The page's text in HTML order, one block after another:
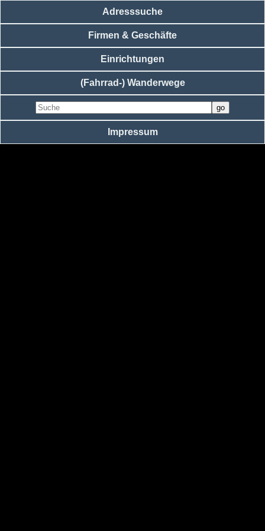
Adresssuche
Firmen & Geschäfte
Einrichtungen
(Fahrrad-) Wanderwege
Impressum